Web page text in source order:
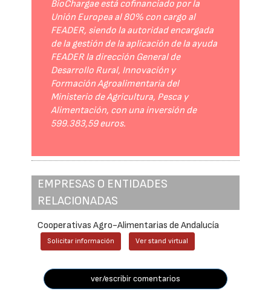
BioChargae está cofinanciado por la
Unión Europea al 80% con cargo al
FEADER, siendo la autoridad encargada
de la gestión de la aplicación de la ayuda
FEADER la dirección General de
Desarrollo Rural, Innovación y
Formación Agroalimentaria del
Ministerio de Agricultura, Pesca y
Alimentación, con una inversión de
599.383,59 euros.
EMPRESAS O ENTIDADES
RELACIONADAS
Cooperativas Agro-Alimentarias de Andalucía
Solicitar información Ver stand virtual
ver/escribir comentarios